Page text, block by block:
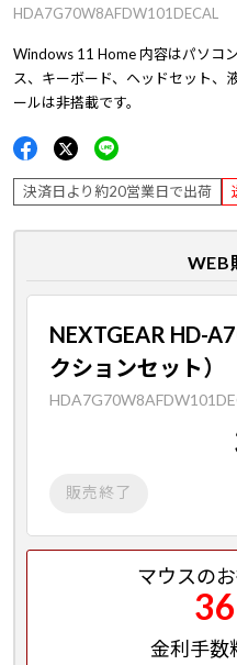
HDA7G70W8AFDW101DECAL
Windows 11 Home 内容はパソコ
ス、キーボード、ヘッドセット、
ールは非搭載です。
決済日より約20営業日で出荷
WEB
NEXTGEAR HD-
クションセット）
販売終了
マウスの
36
金利手数